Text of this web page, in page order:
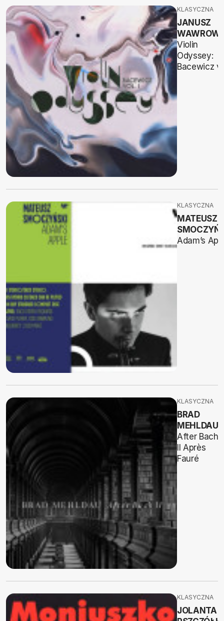
KLASYCZNA
JANUSZ
Violin
Odyssey:
Bacewicz
KLASYCZNA
MATEUSZ
Adam’s
KLASYCZNA
BRAD
MEHLDAU
After Bach
II Après
Fauré
KLASYCZNA
JOLANTA